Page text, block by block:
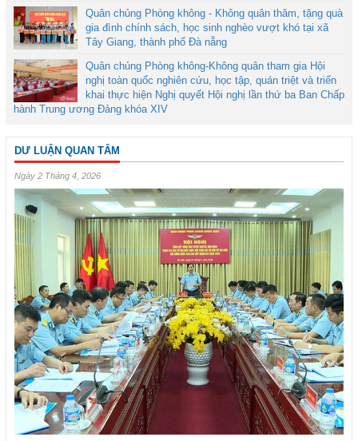
Quân chủng Phòng không - Không quân thăm, tặng quà
gia đình chính sách, học sinh nghèo vượt khó tại xã
Tây Giang, thành phố Đà nẵng
Quân chủng Phòng không-Không quân tham gia Hội
nghị toàn quốc nghiên cứu, học tập, quán triệt và triển
khai thực hiện Nghị quyết Hội nghị lần thứ ba Ban Chấp
hành Trung ương Đảng khóa XIV
DƯ LUẬN QUAN TÂM
Ngày 2 Tháng 4, 2026